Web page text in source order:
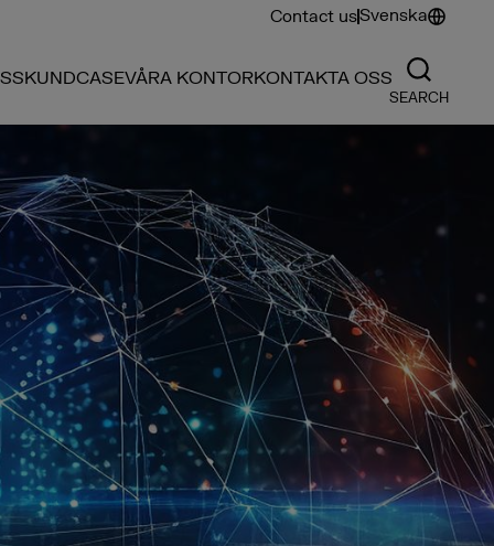
Contact usSvenska
KUNDCASEVÅRA KONTORKONTAKTA OSS
SEARCH